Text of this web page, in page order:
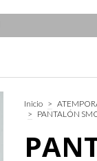
Inicio >
> PANTALÓN